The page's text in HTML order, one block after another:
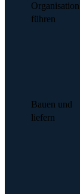
Organisation
führen
Bauen und
liefern